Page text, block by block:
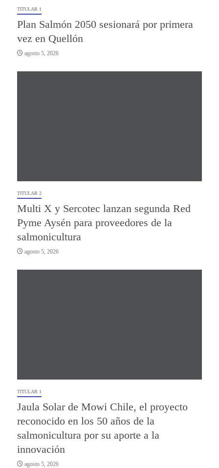
TITULAR 1
Plan Salmón 2050 sesionará por primera
vez en Quellón
agosto 5, 2026
TITULAR 2
Multi X y Sercotec lanzan segunda Red
Pyme Aysén para proveedores de la
salmonicultura
agosto 5, 2026
TITULAR 1
Jaula Solar de Mowi Chile, el proyecto
reconocido en los 50 años de la
salmonicultura por su aporte a la
innovación
agosto 5, 2026